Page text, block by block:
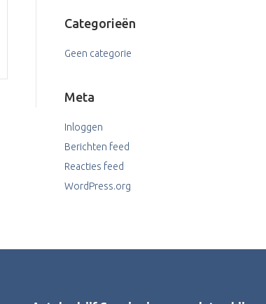
Categorieën
Geen categorie
Meta
Inloggen
Berichten feed
Reacties feed
WordPress.org